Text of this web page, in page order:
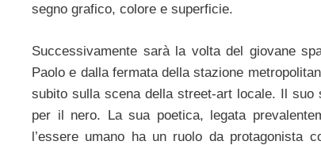
segno grafico, colore e superficie.
Successivamente sarà la volta del giovane
Paolo e dalla fermata della stazione
subito sulla scena della street-art locale. Il
per il nero. La sua poetica, legata
l’essere umano ha un ruolo da